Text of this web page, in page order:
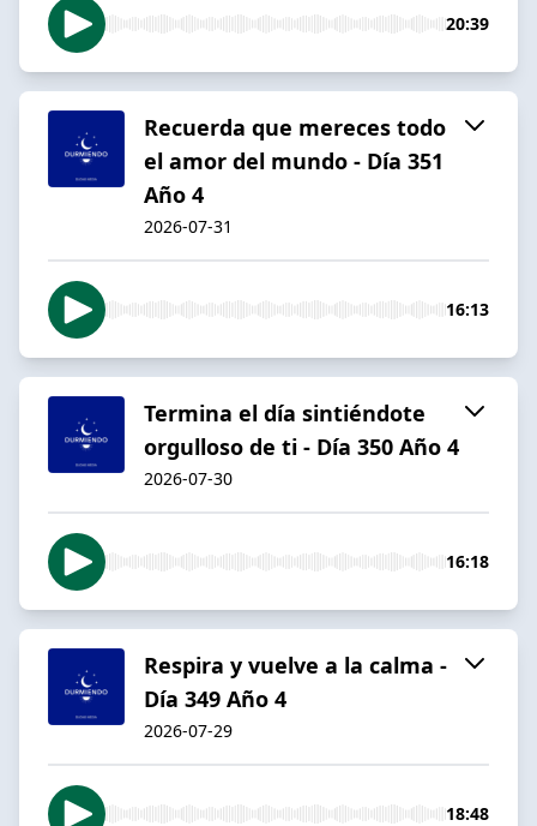
20:39
Recuerda que mereces todo
el amor del mundo - Día 351
Año 4
2026-07-31
16:13
Termina el día sintiéndote
orgulloso de ti - Día 350 Año 4
2026-07-30
16:18
Respira y vuelve a la calma -
Día 349 Año 4
2026-07-29
18:48